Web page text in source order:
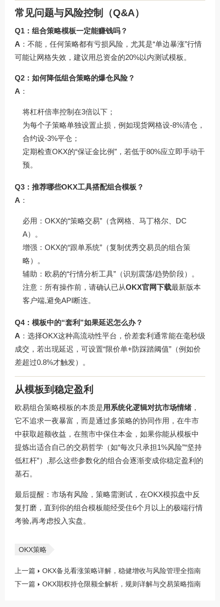
常见问题与风险控制（Q&A）
Q1：组合策略模板一定能赚钱吗？
A ：不能，任何策略都有亏损风险，尤其是“单边暴涨”行情
可能让网格失效，建议用总资金的20%以内测试模板。
Q2：如何降低组合策略的爆仓风险？
A ：
将杠杆倍率控制在3倍以下；
为每个子策略单独设置止损，例如现货网格设-8%清仓，
合约设-3%平仓；
定期检查OKX的“保证金比例”，若低于80%应立即手动干
预。
Q3：推荐哪些OKX工具搭配组合模板？
A ：
必用：OKX的“策略交易”（含网格、马丁格尔、DC
A）。
增强：OKX的“跟单系统”（复制优秀交易员的组合策
略）。
辅助：欧易的“行情分析工具”（识别震荡/趋势阶段）。
注意 ：所有操作前，请确认已从OKX官网下载最新版本
客户端,避免API断连。
Q4：模板中的“套利”如果延迟怎么办？
A ：选择OKX这种高流动性平台，价差套利通常能在毫秒级
成交，若出现延迟，可设置“限价单+防踩踏阈值”（例如价
差超过0.8%才触发）。
从模板到稳定盈利
欧易组合策略模板的本质是用系统化逻辑对抗市场情绪 ，
它不追求一夜暴富，而是通过多策略的协同作用，在牛市
中获取超额收益，在熊市中保住本金，如果你能从模板中
提炼出适合自己的交易哲学（如“每次只承担1%风险”“坚持
低杠杆”）,那么这些参数化的组合会逐渐变成你稳定盈利的
基石。
最后提醒：市场有风险，策略需测试，在OKX模拟盘中反
复打磨，直到你的组合模板能经受住6个月以上的极端行情
考验,再考虑投入实盘。
OKX策略
上一篇
OKX备兑看涨策略详解，稳健增收与风险管理全指南
下一篇
OKX期权持仓限额全解析，规则详解与交易策略指南